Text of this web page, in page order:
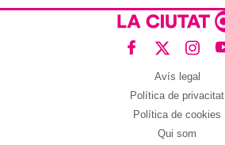
Avís legal
Política de privacitat
Política de cookies
Qui som